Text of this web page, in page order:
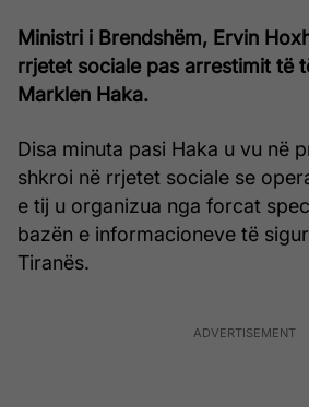
Ministri i Brendshëm, Ervin
rrjetet sociale pas arrestimit të
Marklen Haka.
Disa minuta pasi Haka u vu në
shkroi në rrjetet sociale se
e tij u organizua nga forcat
bazën e informacioneve të
Tiranës.